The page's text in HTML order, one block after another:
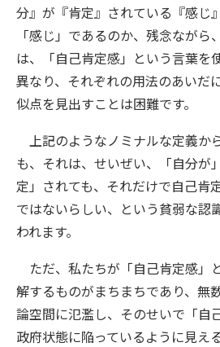
分』が『肯定』されている『感じ
「感じ」であるのか、残念なが
は、「自己肯定感」という言葉を
異なり、それぞれの用法のあいだ
似点を見出すことは困難です。
上記のようなノミナルな定義か
も、それは、せいぜい、「自分が
定」されても、それだけで自己肯
ではないらしい、という貧弱な認
われます。
ただ、私たちが「自己肯定感」
解するものがまちまちであり、無
論空間に氾濫し、そのせいで「自
政府状態に陥っているように見え